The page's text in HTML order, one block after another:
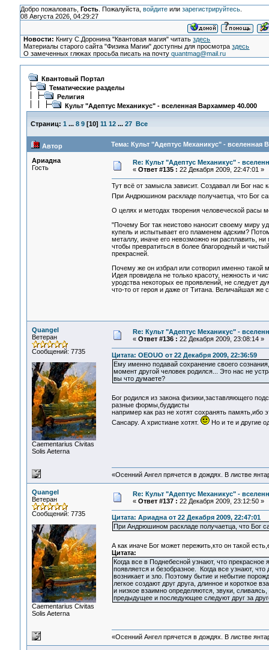
Добро пожаловать, Гость. Пожалуйста, войдитеили зарегистрируйтесь.
08 Августа 2026, 04:29:27
Новости: Книгу С.Доронина "Квантовая магия" читатьздесь
Материалы старого сайта "Физика Магии" доступны для просмотраздесь
О замеченных глюках просьба писать на почтуquantmag@mail.ru
Квантовый Портал
Тематические разделы
Религия
Культ "Адептус Механикус" - вселенная Вархаммер 40.000
Страниц: 1 ... 8 9[10] 11 12 ... 27 Все
Автор Тема: Культ "Адептус Механикус" - вселенная
Ариадна
Гость
Re: Культ "Адептус Механикус" -
« Ответ #135 : 22 Декабря 2009, 22:47:01 »
Тут всё от замысла зависит. Создавал ли Бог
При Андрюшином раскладе получаетца, что Бог
О целях и методах творения человеческой расы
"Почему Бог так неистово наносит своему миру
купель и испытывает его пламенем адским?
металлу, иначе его невозможно ни расплавить,
чтобы превратиться в более благородный и
прекрасней.
Почему же он избрал или сотворил именно такой
Идея провидела не только красоту, нежность и
уродства некоторых ее проявлений, не следует
что-то от героя и даже от Титана. Величайшая
Quangel
Ветеран
Сообщений: 7735
Сaementarius Civitas
Solis Aeterna
Re: Культ "Адептус Механикус" -
« Ответ #136 : 22 Декабря 2009, 23:08:14 »
Цитата: OEOUO от 22 Декабря 2009, 22:36:59
Ему именно подавай сохранение своего
момент другой человек родился... Это нас не
вы что думаете?
Бог родился из закона физики,заставляющего
разные формы,буддисты
например как раз не хотят сохранять память,ибо
Сансару. А христиане хотят.
Но и те и другие
«Осенний Ангел прячется в дождях. В листве
Quangel
Ветеран
Сообщений: 7735
Сaementarius Civitas
Solis Aeterna
Re: Культ "Адептус Механикус" -
« Ответ #137 : 22 Декабря 2009, 23:12:50 »
Цитата: Ариадна от 22 Декабря 2009, 22:47:01
При Андрюшином раскладе получаетца, что Бог
А как иначе Бог может пережить,кто он такой
Цитата:
Когда все в Поднебесной узнают, что прекрасное
появляется и безобразное. Когда все узнают,
возникает и зло. Поэтому бытие и небытие
легкое создают друг друга, длинное и короткое
и низкое взаимно определяются, звуки,
предыдущее и последующее следуют друг за
«Осенний Ангел прячется в дождях. В листве